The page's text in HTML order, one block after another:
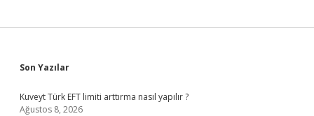
Sidebar
Son Yazılar
Kuveyt Türk EFT limiti arttırma nasıl yapılır ?
Ağustos 8, 2026